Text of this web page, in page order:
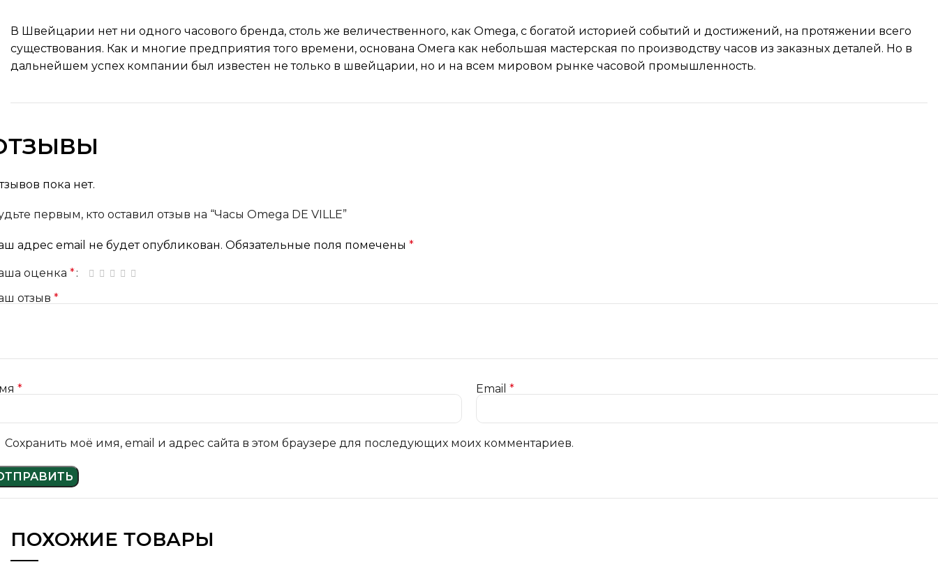
В Швейцарии нет ни одного часового бренда, столь же величественного, как Omega, с богатой историей событий и достижений, на протяжении всего
существования. Как и многие предприятия того времени, основана Омега как небольшая мастерская по производству часов из заказных деталей. Но в
дальнейшем успех компании был известен не только в швейцарии, но и на всем мировом рынке часовой промышленность.
пока нет.
первым, кто оставил отзыв на “Часы Omega DE VILLE”
адрес email не будет опубликован. Обязательные поля помечены *
оценка * 1 из 5 звёзд
2 из 5 звёзд
3 из 5 звёзд
4 из 5 звёзд
отзыв *
* Email *
Сохранить моё имя, email и адрес сайта в этом браузере для последующих моих комментариев.
ПОХОЖИЕ ТОВАРЫ